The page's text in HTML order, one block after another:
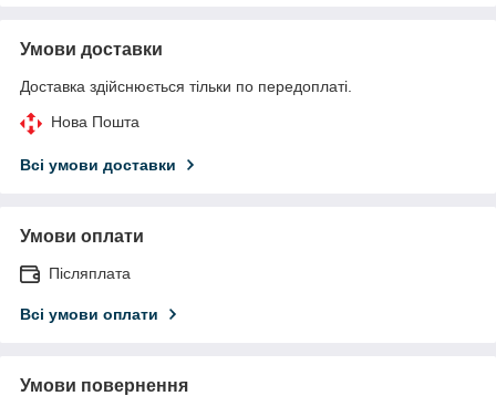
Умови доставки
Доставка здійснюється тільки по передоплаті.
Нова Пошта
Всі умови доставки
Умови оплати
Післяплата
Всі умови оплати
Умови повернення